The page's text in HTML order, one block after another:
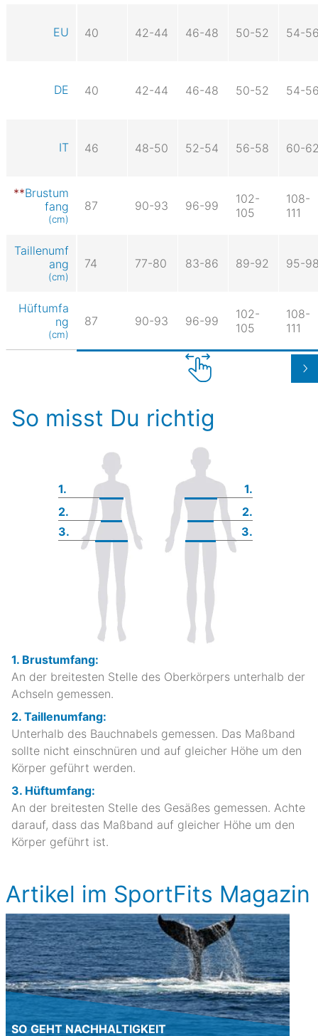
EU 40 42-44 46-48 50-52 54-
DE 40 42-44 46-48 50-52 54-
IT 46 48-50 52-54 56-58 60-
Brustum
fang
(cm)
87 90-93 96-99
102-
105
108-
111
Taillenumf
ang
(cm)
74 77-80 83-86 89-92 95-
Hüftumfa
ng
(cm)
87 90-93 96-99
102-
105
108-
111
So misst Du richtig
1.
1.
2.
2.
3.
3.
1. Brustumfang:
An der breitesten Stelle des Oberkörpers unterhalb der
Achseln gemessen.
2. Taillenumfang:
Unterhalb des Bauchnabels gemessen. Das Maßband
sollte nicht einschnüren und auf gleicher Höhe um den
Körper geführt werden.
3. Hüftumfang:
An der breitesten Stelle des Gesäßes gemessen. Achte
darauf, dass das Maßband auf gleicher Höhe um den
Körper geführt ist.
Artikel im SportFits Magazin
SO GEHT NACHHALTIGKEIT